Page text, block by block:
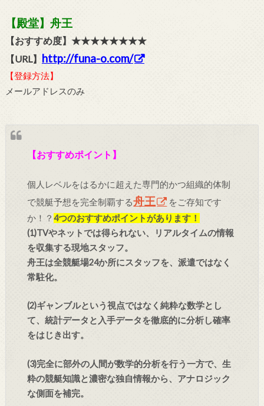
【殿堂】舟王
【おすすめ度】★★★★★★★★
【URL】 http://funa-o.com/
【登録方法】
メールアドレスのみ
【おすすめポイント】
個人レベルをはるかに超えた専門的かつ組織的体制
で競艇予想を完全制覇する舟王
をご存知です
か！？4つのおすすめポイントがあります！
(1)TVやネットでは得られない、リアルタイムの情報
を収集する現地スタッフ。
舟王は全競艇場24か所にスタッフを、派遣ではなく
常駐化。
(2)ギャンブルという視点ではなく純粋な数学とし
て、統計データと入手データを徹底的に分析し確率
をはじき出す。
(3)完全に部外の人間が数学的分析を行う一方で、生
粋の競艇知識と濃密な独自情報から、アナロジック
な側面を補完。